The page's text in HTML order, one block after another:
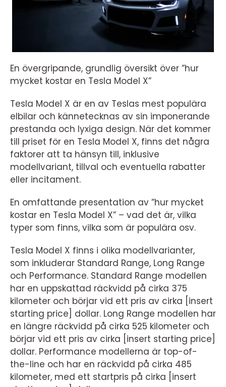
En övergripande, grundlig översikt över ”hur
mycket kostar en Tesla Model X”
Tesla Model X är en av Teslas mest populära
elbilar och kännetecknas av sin imponerande
prestanda och lyxiga design. När det kommer
till priset för en Tesla Model X, finns det några
faktorer att ta hänsyn till, inklusive
modellvariant, tillval och eventuella rabatter
eller incitament.
En omfattande presentation av ”hur mycket
kostar en Tesla Model X” – vad det är, vilka
typer som finns, vilka som är populära osv.
Tesla Model X finns i olika modellvarianter,
som inkluderar Standard Range, Long Range
och Performance. Standard Range modellen
har en uppskattad räckvidd på cirka 375
kilometer och börjar vid ett pris av cirka [insert
starting price] dollar. Long Range modellen har
en längre räckvidd på cirka 525 kilometer och
börjar vid ett pris av cirka [insert starting price]
dollar. Performance modellerna är top-of-
the-line och har en räckvidd på cirka 485
kilometer, med ett startpris på cirka [insert